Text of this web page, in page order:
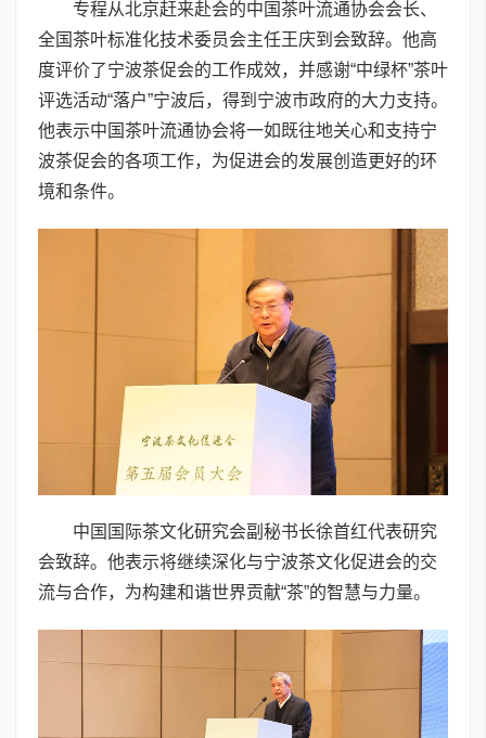
专程从北京赶来赴会的中国茶叶流通协会会长、
全国茶叶标准化技术委员会主任王庆到会致辞。他高
度评价了宁波茶促会的工作成效，并感谢“中绿杯”茶叶
评选活动“落户”宁波后，得到宁波市政府的大力支持。
他表示中国茶叶流通协会将一如既往地关心和支持宁
波茶促会的各项工作，为促进会的发展创造更好的环
境和条件。
中国国际茶文化研究会副秘书长徐首红代表研究
会致辞。他表示将继续深化与宁波茶文化促进会的交
流与合作，为构建和谐世界贡献“茶”的智慧与力量。